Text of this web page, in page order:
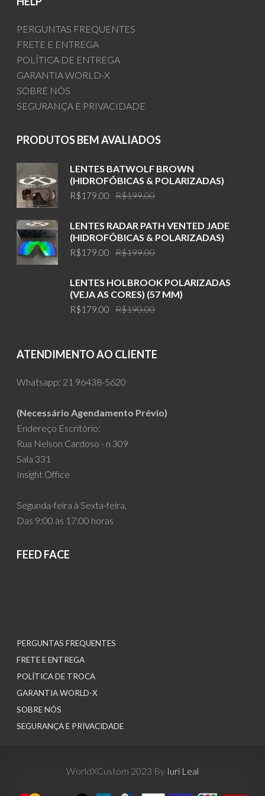
PERGUNTAS FREQUENTES
FRETE E ENTREGA
POLÍTICA DE ENTREGA
GARANTIA WORLD-X
SOBRE NÓS
SEGURANÇA E PRIVACIDADE
PRODUTOS BEM AVALIADOS
LENTES BATWOLF BROWN
(HIDROFÓBICAS & POLARIZADAS)
R$199.00
was:
R$199.00.
R$179.00
is:
R$179.00.
LENTES RADAR PATH VENTED JADE
(HIDROFÓBICAS & POLARIZADAS)
R$199.00
was:
R$199.00.
R$179.00
is:
R$179.00.
LENTES HOLBROOK POLARIZADAS
(VEJA AS CORES) (57 MM)
R$190.00
R$190.00.
R$179.00
R$179.00.
ATENDIMENTO AO CLIENTE
Whatsapp: 21 96438-5620
(Necessário Agendamento Prévio)
Endereço Escritório:
Rua Nelson Cardoso - n 309
Sala 331
Insight Office
Segunda-feira à Sexta-feira,
Das 9:00 às 17:00 horas
FEED FACE
PERGUNTAS FREQUENTES
FRETE E ENTREGA
POLÍTICA DE TROCA
GARANTIA WORLD-X
SOBRE NÓS
SEGURANÇA E PRIVACIDADE
WorldXCustom 2023 By Iuri Leal